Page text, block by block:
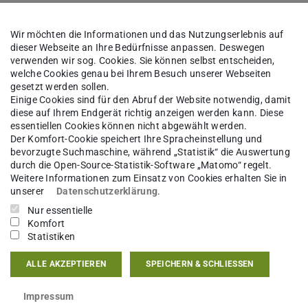
an beruflichen Schulen bereitet auf eine
Geschichte wird in diesem Fall neben einem
ist zweigeteilt: Das gewerblich-
of Education-Studiengangs, während
of Education-Studiengangs angeboten wird.
setzt jeweils zum Wintersemester ein. Auch eine
ist aber möglich. Über die möglichen
Studienberatung und das Sekretariat für
Wir möchten die Informationen und das Nutzungserlebnis auf
dieser Webseite an Ihre Bedürfnisse anpassen. Deswegen
verwenden wir sog. Cookies. Sie können selbst entscheiden,
welche Cookies genau bei Ihrem Besuch unserer Webseiten
gesetzt werden sollen.
Einige Cookies sind für den Abruf der Website notwendig, damit
diese auf Ihrem Endgerät richtig anzeigen werden kann. Diese
essentiellen Cookies können nicht abgewählt werden.
Der Komfort-Cookie speichert Ihre Spracheinstellung und
bevorzugte Suchmaschine, während „Statistik“ die Auswertung
durch die Open-Source-Statistik-Software „Matomo“ regelt.
Weitere Informationen zum Einsatz von Cookies erhalten Sie in
unserer
Datenschutzerklärung.
Nur essentielle
Komfort
Statistiken
ALLE AKZEPTIEREN SPEICHERN & SCHLIESSEN
Impressum